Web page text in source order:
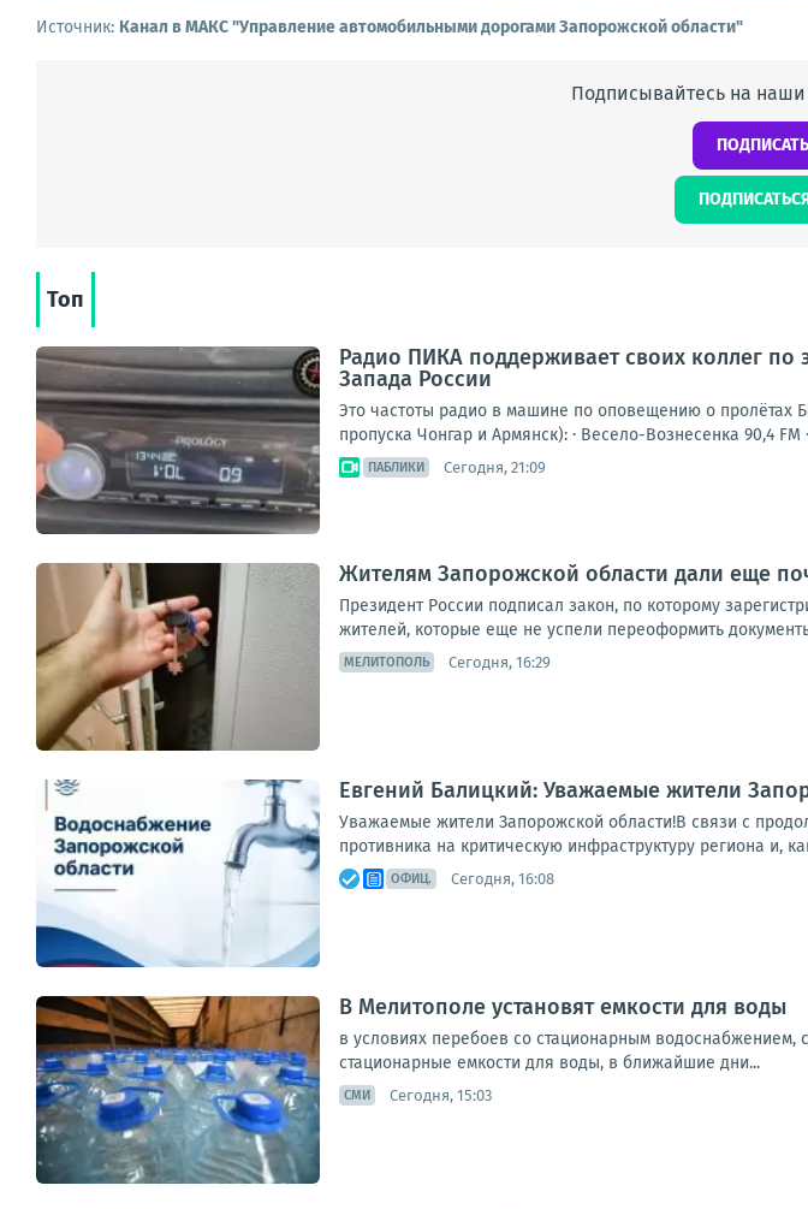
Источник: Канал в МАКС "Управление автомобильными дорогами Запорожской области"
Подписывайтесь на
ПОДПИСАТЬСЯ
Топ
Радио ПИКА поддерживает своих коллег
Запада России
Это частоты радио в машине по оповещению о пролётах
пропуска Чонгар и Армянск): · Весело-Вознесенка 90,4 FM
ПАБЛИКИ Сегодня, 21:09
Жителям Запорожской области дали еще
Президент России подписал закон, по которому
жителей, которые еще не успели переоформить
МЕЛИТОПОЛЬ Сегодня, 16:29
Евгений Балицкий: Уважаемые жители
Уважаемые жители Запорожской области!В связи с
противника на критическую инфраструктуру региона и,
ОФИЦ. Сегодня, 16:08
В Мелитополе установят емкости для воды
в условиях перебоев со стационарным
стационарные емкости для воды, в ближайшие дни...
СМИ Сегодня, 15:03